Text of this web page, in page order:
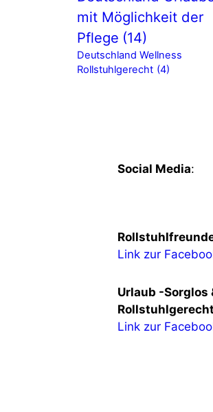
mit Möglichkeit der
Pflege (14)
Deutschland Wellness
Rollstuhlgerecht (4)
Social Media:
Link zur
Urlaub -Sorglos
Rollstuhlgerecht
Link zur